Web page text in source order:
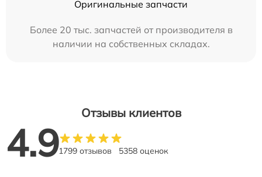
Оригинальные запчасти
Более 20 тыс. запчастей от производителя в
наличии на собственных складах.
Отзывы клиентов
4.91799 отзывов 5358 оценок